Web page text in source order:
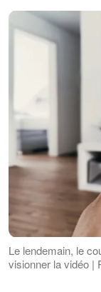
Le lendemain, le
visionner la vidéo |